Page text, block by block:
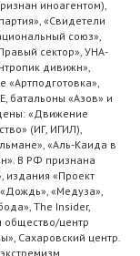
иноагентом),
«Свидетели
союз»,
сектор», УНА-
дивижн»,
«Артподготовка»,
батальоны «Азов» и
«Движение
(ИГ, ИГИЛ),
«Аль-Каида в
В РФ признана
издания «Проект
«Медуза»,
The Insider,
центр
Сахаровский центр.